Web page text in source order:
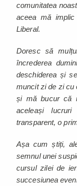
comunitatea
aceea mă
Liberal.
Doresc să
încrederea
deschiderea și
muncit zi de zi cu
și mă bucur că
aceleași
transparent, o
Așa cum știți,
semnul unei
cursul zilei de
succesiunea